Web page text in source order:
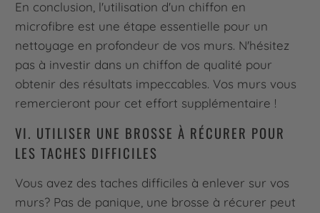
En conclusion, l'utilisation d'un chiffon en
microfibre est une étape essentielle pour un
nettoyage en profondeur de vos murs. N'hésitez
pas à investir dans un chiffon de qualité pour
obtenir des résultats impeccables. Vos murs vous
remercieront pour cet effort supplémentaire !
VI. UTILISER UNE BROSSE À RÉCURER POUR
LES TACHES DIFFICILES
Vous avez des taches difficiles à enlever sur vos
murs? Pas de panique, une brosse à récurer peut